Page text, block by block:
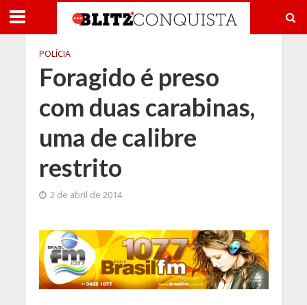
POLÍCIA
Foragido é preso
com duas carabinas,
uma de calibre
restrito
2 de abril de 2014